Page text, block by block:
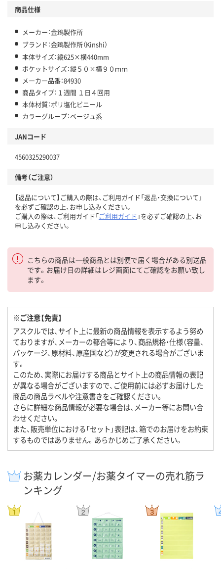
商品仕様
メーカー：金鵄製作所
ブランド：金鵄製作所（Kinshi）
本体サイズ：縦625×横440mm
ポケットサイズ：縦５０×横９０ｍｍ
メーカー品番：84930
商品タイプ：１週間 １日４回用
本体材質：ポリ塩化ビニール
カラーグループ：ベージュ系
JANコード
4560325290037
備考（ご注意）
【返品について】ご購入の際は、ご利用ガイド「返品・交換について」
を必ずご確認の上、お申し込みください。
ご購入の際は、ご利用ガイド「ご利用ガイド 」を必ずご確認の上、お
申し込みください。
こちらの商品は一般商品とは別便で届く場合がある別送品
です。お届け日の詳細はレジ画面にてご確認をお願い致し
ます。
※ご注意【免責】
アスクルでは、サイト上に最新の商品情報を表示するよう努め
ておりますが、メーカーの都合等により、商品規格・仕様（容量、
パッケージ、原材料、原産国など）が変更される場合がございま
す。
このため、実際にお届けする商品とサイト上の商品情報の表記
が異なる場合がございますので、ご使用前には必ずお届けした
商品の商品ラベルや注意書きをご確認ください。
さらに詳細な商品情報が必要な場合は、メーカー等にお問い合
わせください。
また、販売単位における「セット」表記は、箱でのお届けをお約束
するものではありません。あらかじめご了承ください。
お薬カレンダー/お薬タイマーの売れ筋ラ
ンキング